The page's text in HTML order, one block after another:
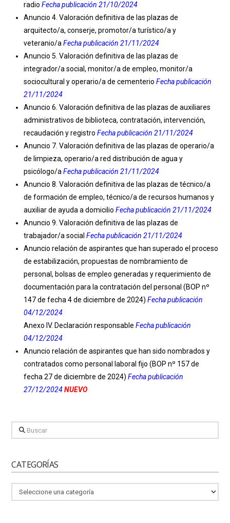
radio Fecha publicación 21/10/2024
Anuncio 4. Valoración definitiva de las plazas de
arquitecto/a, conserje, promotor/a turístico/a y
veteranio/a Fecha publicación 21/11/2024
Anuncio 5. Valoración definitiva de las plazas de
integrador/a social, monitor/a de empleo, monitor/a
sociocultural y operario/a de cementerio Fecha publicación
21/11/2024
Anuncio 6. Valoración definitiva de las plazas de auxiliares
administrativos de biblioteca, contratación, intervención,
recaudación y registro Fecha publicación 21/11/2024
Anuncio 7. Valoración definitiva de las plazas de operario/a
de limpieza, operario/a red distribución de agua y
psicólogo/a Fecha publicación 21/11/2024
Anuncio 8. Valoración definitiva de las plazas de técnico/a
de formación de empleo, técnico/a de recursos humanos y
auxiliar de ayuda a domicilio Fecha publicación 21/11/2024
Anuncio 9. Valoración definitiva de las plazas de
trabajador/a social Fecha publicación 21/11/2024
Anuncio relación de aspirantes que han superado el proceso
de estabilización, propuestas de nombramiento de
personal, bolsas de empleo generadas y requerimiento de
documentación para la contratación del personal (BOP nº
147 de fecha 4 de diciembre de 2024) Fecha publicación
04/12/2024
Anexo IV. Declaración responsable Fecha publicación
04/12/2024
Anuncio relación de aspirantes que han sido nombrados y
contratados como personal laboral fijo (BOP nº 157 de
fecha 27 de diciembre de 2024) Fecha publicación
27/12/2024NUEVO
Buscar
CATEGORÍAS